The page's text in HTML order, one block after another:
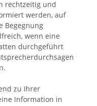
rechtzeitig und
werden, auf
Begegnung
wenn eine
durchgeführt
zu Ihrer
Information in